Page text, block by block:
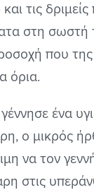
τις
στη σωστή
που
όρια.
γέννησε ένα
ο μικρός
να τον
στις